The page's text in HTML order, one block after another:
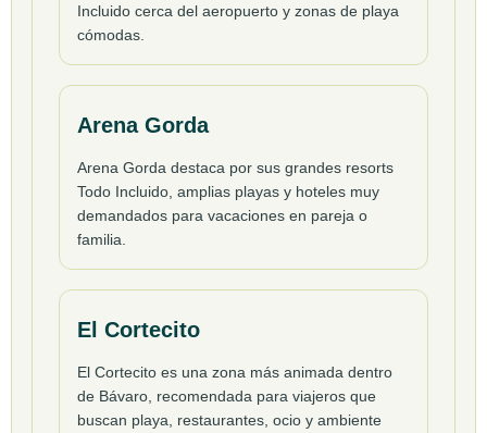
Incluido cerca del aeropuerto y zonas de playa
cómodas.
Arena Gorda
Arena Gorda destaca por sus grandes resorts
Todo Incluido, amplias playas y hoteles muy
demandados para vacaciones en pareja o
familia.
El Cortecito
El Cortecito es una zona más animada dentro
de Bávaro, recomendada para viajeros que
buscan playa, restaurantes, ocio y ambiente